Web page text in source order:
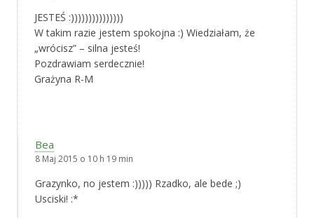
JESTEŚ :)))))))))))))))
W takim razie jestem spokojna :) Wiedziałam, że
„wrócisz” – silna jesteś!
Pozdrawiam serdecznie!
Grażyna R-M
Bea
8 Maj 2015 o 10 h 19 min
Grazynko, no jestem :))))) Rzadko, ale bede ;)
Usciski! :*